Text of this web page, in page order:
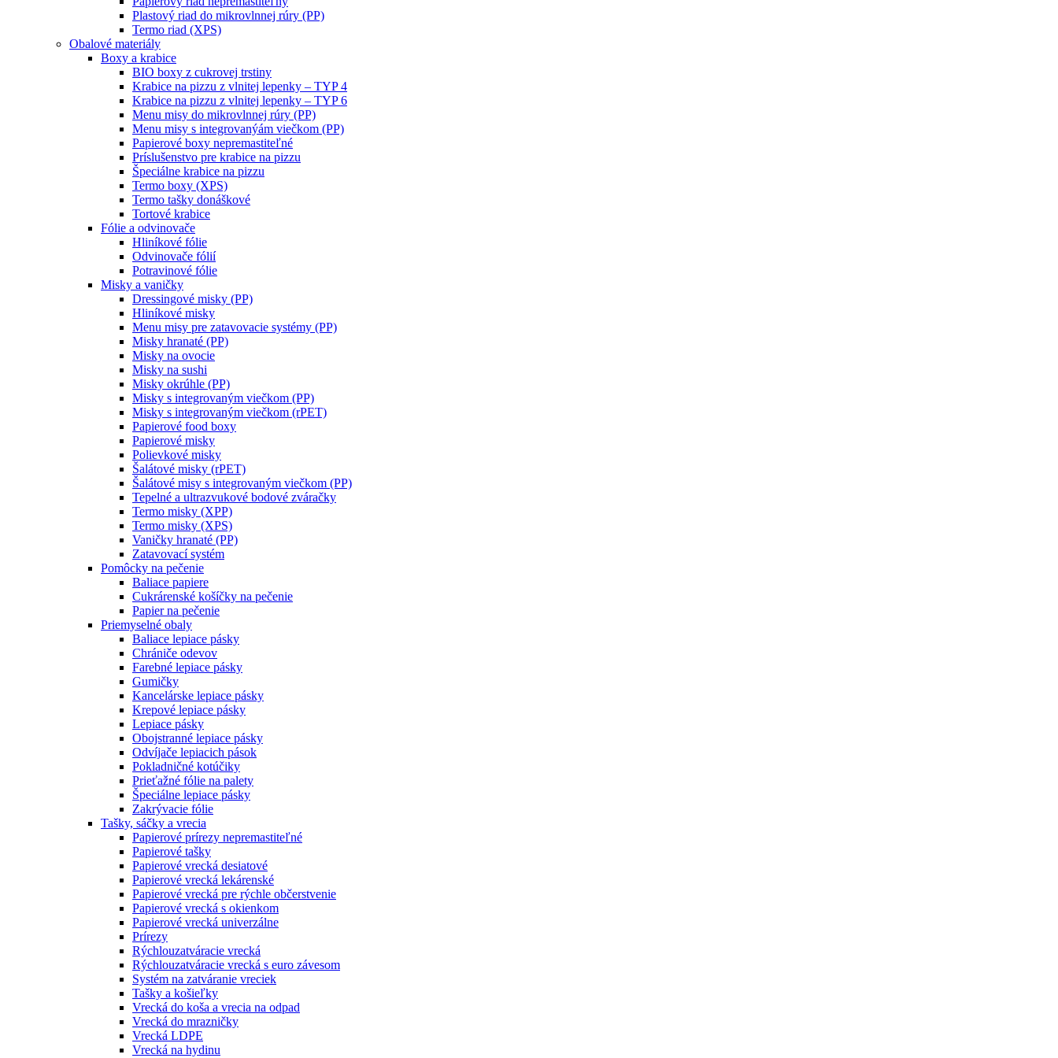
Plastový riad do mikrovlnnej rúry (PP)
Termo riad (XPS)
Obalové materiály
Boxy a krabice
BIO boxy z cukrovej trstiny
Krabice na pizzu z vlnitej lepenky – TYP 4
Krabice na pizzu z vlnitej lepenky – TYP 6
Menu misy do mikrovlnnej rúry (PP)
Menu misy s integrovanýám viečkom (PP)
Papierové boxy nepremastiteľné
Príslušenstvo pre krabice na pizzu
Špeciálne krabice na pizzu
Termo boxy (XPS)
Termo tašky donáškové
Tortové krabice
Fólie a odvinovače
Hliníkové fólie
Odvinovače fólií
Potravinové fólie
Misky a vaničky
Dressingové misky (PP)
Hliníkové misky
Menu misy pre zatavovacie systémy (PP)
Misky hranaté (PP)
Misky na ovocie
Misky na sushi
Misky okrúhle (PP)
Misky s integrovaným viečkom (PP)
Misky s integrovaným viečkom (rPET)
Papierové food boxy
Papierové misky
Polievkové misky
Šalátové misky (rPET)
Šalátové misy s integrovaným viečkom (PP)
Tepelné a ultrazvukové bodové zváračky
Termo misky (XPP)
Termo misky (XPS)
Vaničky hranaté (PP)
Zatavovací systém
Pomôcky na pečenie
Baliace papiere
Cukrárenské košíčky na pečenie
Papier na pečenie
Priemyselné obaly
Baliace lepiace pásky
Chrániče odevov
Farebné lepiace pásky
Gumičky
Kancelárske lepiace pásky
Krepové lepiace pásky
Lepiace pásky
Obojstranné lepiace pásky
Odvíjače lepiacich pások
Pokladničné kotúčiky
Prieťažné fólie na palety
Špeciálne lepiace pásky
Zakrývacie fólie
Tašky, sáčky a vrecia
Papierové prírezy nepremastiteľné
Papierové tašky
Papierové vrecká desiatové
Papierové vrecká lekárenské
Papierové vrecká pre rýchle občerstvenie
Papierové vrecká s okienkom
Papierové vrecká univerzálne
Prírezy
Rýchlouzatváracie vrecká
Rýchlouzatváracie vrecká s euro závesom
Systém na zatváranie vreciek
Tašky a košieľky
Vrecká do koša a vrecia na odpad
Vrecká do mrazničky
Vrecká LDPE
Vrecká na hydinu